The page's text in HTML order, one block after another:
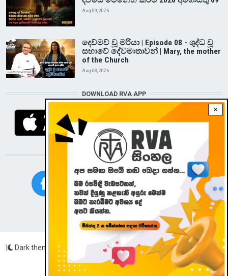
×
Aug 09, 2026
දෙව්මව් වූ මරියා | Episode 08 - ශුද්ධ වූ
සභාවේ දේවමාතාවන් | Mary, the mother
of the Church
Aug 08, 2026
DOWNLOAD RVA APP
STAY CONNECTED WITH US!
Radio Veritas Asia © 2023
Dark theme